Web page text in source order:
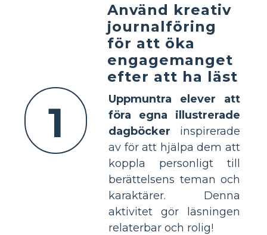
1
Använd kreativ
journalföring
för att öka
engagemanget
efter att ha läst
Uppmuntra elever att
föra egna illustrerade
dagböcker inspirerade
av för att hjälpa dem att
koppla personligt till
berättelsens teman och
karaktärer. Denna
aktivitet gör läsningen
relaterbar och rolig!